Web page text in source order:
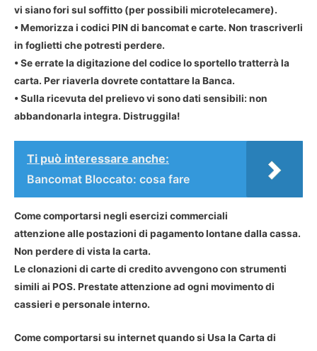
vi siano fori sul soffitto (per possibili microtelecamere).
• Memorizza i codici PIN di bancomat e carte. Non trascriverli
in foglietti che potresti perdere.
• Se errate la digitazione del codice lo sportello tratterrà la
carta. Per riaverla dovrete contattare la Banca.
• Sulla ricevuta del prelievo vi sono dati sensibili: non
abbandonarla integra. Distruggila!
Ti può interessare anche:
Bancomat Bloccato: cosa fare
Come comportarsi negli esercizi commerciali
attenzione alle postazioni di pagamento lontane dalla cassa.
Non perdere di vista la carta.
Le clonazioni di carte di credito avvengono con strumenti
simili ai POS. Prestate attenzione ad ogni movimento di
cassieri e personale interno.
Come comportarsi su internet quando si Usa la Carta di